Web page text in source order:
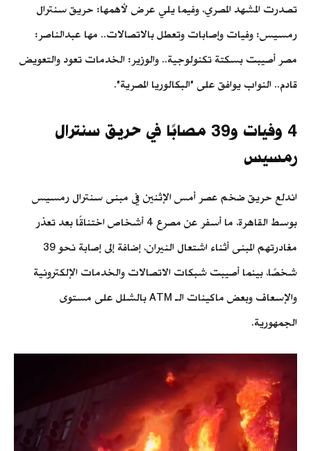
تصدرت المشهد المصري، وفيما يلي عرض لأهمها: حريق سنترال
رمسيس: وفيات وإصابات وتعطل بالاتصالات.. مها عبدالناصر:
مصر أصيبت بسكتة تكنولوجية.. والوزير: الخدمات تعود والتعويض
قادم.. النواب يوافق على "البكالوريا المصرية".
4 وفيات و39 مصابًا في حريق سنترال
رمسيس
اندلع حريق ضخم عصر أمس الإثنين في مبنى سنترال رمسيس
بوسط القاهرة، ما أسفر عن مصرع 4 أشخاص اختناقًا بعد تعذر
مغادرتهم المبنى أثناء اشتعال النيران، إضافة إلى إصابة نحو 39
شخصًا، بينما أصيبت شبكات الاتصالات والخدمات الإلكترونية
والإسعاف وبعض ماكينات الـ ATM بالشلل على مستوى
الجمهورية.